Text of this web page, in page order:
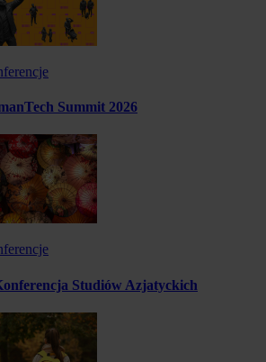
Summit 2026
Studiów Azjatyckich